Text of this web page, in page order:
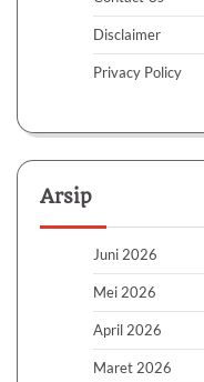
Disclaimer
Privacy Policy
Arsip
Juni 2026
Mei 2026
April 2026
Maret 2026